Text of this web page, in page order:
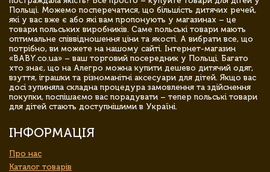
Польщі. Можемо посперечатися, що більшість дитячих речей,
які у вас вже є або які вам пропонують у магазинах – це
товари польських виробників. Саме польські товари мають
оптимальне співвідношення ціни та якості. А вибрати все, що
потрібно, ви можете на нашому сайті. Інтернет-магазин
«BABY.co.ua» – ваш торговий посередник у Польщі. Багато
хто знає, що на Алегро можна купити дешево дитячий одяг,
взуття, іграшки та різноманітні аксесуари для дітей. Якщо вас
досі зупиняла складна процедура замовлення та здійснення
покупки, поспішаємо вас порадувати – тепер польські товари
для дітей стають доступнішими в Україні.
ІНФОРМАЦІЯ
Про нас
Каталог товарів